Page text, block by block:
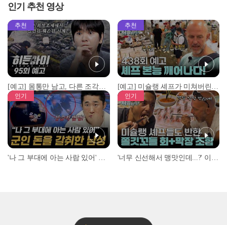
인기 추천 영상
추천
[예고] 몸통만 남고, 다른 조각은 어디에..? 시화호에서 드러난 충격적인 토막 살인사건!
추천
[예고] 미슐랭 셰프가 미쳐버린 이유! 본능이 깨어난 사건은?
인기 인기